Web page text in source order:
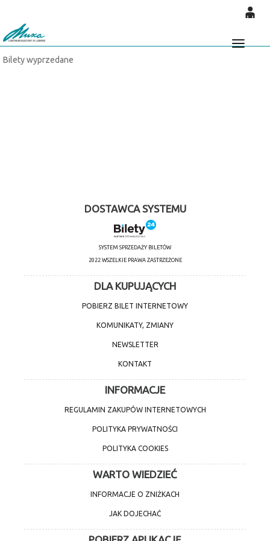
Bilety wyprzedane
DOSTAWCA SYSTEMU
SYSTEM SPRZEDAŻY BILETÓW
2022 WSZELKIE PRAWA ZASTRZEŻONE
DLA KUPUJĄCYCH
POBIERZ BILET INTERNETOWY
KOMUNIKATY, ZMIANY
NEWSLETTER
KONTAKT
INFORMACJE
REGULAMIN ZAKUPÓW INTERNETOWYCH
POLITYKA PRYWATNOŚCI
POLITYKA COOKIES
WARTO WIEDZIEĆ
INFORMACJE O ZNIŻKACH
JAK DOJECHAĆ